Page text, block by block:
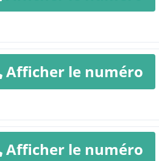
Afficher le numéro
Afficher le numéro